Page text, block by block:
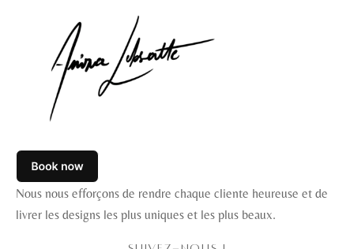
Nous nous efforçons de rendre chaque cliente heureuse et de
livrer les designs les plus uniques et les plus beaux.